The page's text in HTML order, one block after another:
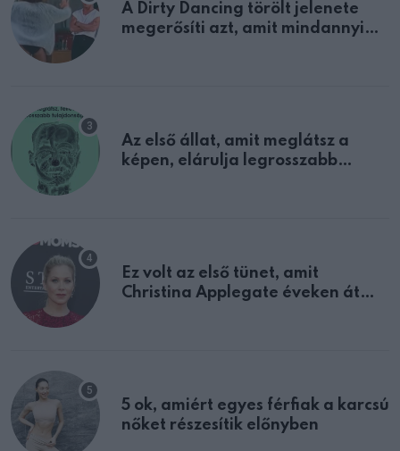
A Dirty Dancing törölt jelenete
megerősíti azt, amit mindannyian
Az első állat, amit meglátsz a
képen, elárulja legrosszabb
Ez volt az első tünet, amit
Christina Applegate éveken át
5 ok, amiért egyes férfiak a karcsú
nőket részesítik előnyben